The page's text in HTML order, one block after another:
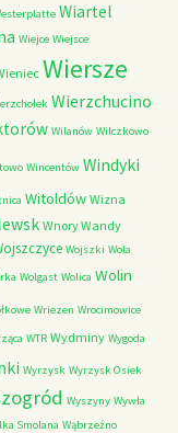
Wiartel
Wiejce Wiejsce
Wiersze
Wierzchucino
Wilanów Wilczkowo
Wincentów Windyki
Witoldów Wizna
Wnory Wandy
Wojszki Wola
Wolgast Wolica Wolin
Wriezen Wrocimowice
WTR Wydminy Wygoda
Wyrzysk Wyrzysk Osiek
Wyszyny Wywła
Smolana Wąbrzeźno